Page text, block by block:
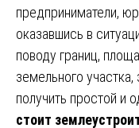
предприниматели,
оказавшись в
поводу границ,
земельного
получить простой и
стоит